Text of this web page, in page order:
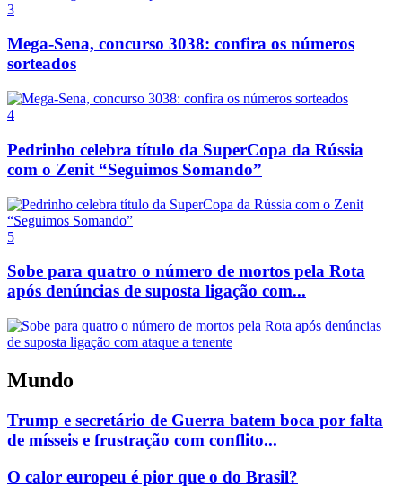
3
Mega-Sena, concurso 3038: confira os números
sorteados
4
Pedrinho celebra título da SuperCopa da Rússia
com o Zenit “Seguimos Somando”
5
Sobe para quatro o número de mortos pela Rota
após denúncias de suposta ligação com...
Mundo
Trump e secretário de Guerra batem boca por falta
de mísseis e frustração com conflito...
O calor europeu é pior que o do Brasil?